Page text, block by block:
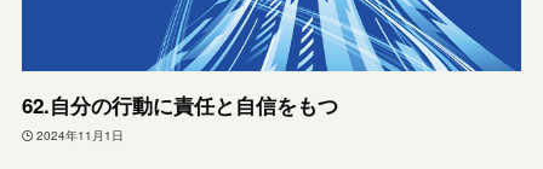
62.自分の行動に責任と自信をもつ
2024年11月1日